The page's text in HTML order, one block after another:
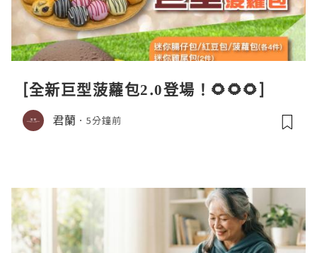
[全新巨型菠蘿包2.0登場！🌻🌻🌻]
君蘭 5分鐘前